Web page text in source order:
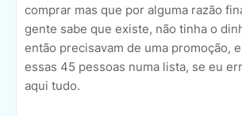
comprar mas que por alguma razão
gente sabe que existe, não tinha o
então precisavam de uma promoção,
essas 45 pessoas numa lista, se eu
aqui tudo.